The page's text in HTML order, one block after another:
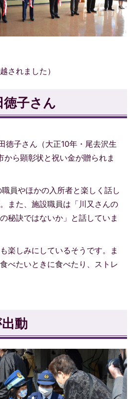
されました）
子さん
徳子さん（大正10年・尾去沢生
ら顕彰状と祝い金が贈られま
員やほかの入所者と楽しく話し
また、施設職員は「川又さんの
秘訣ではないか」と話していま
楽しみにしているそうです。ま
べたいときに食べたり、ストレ
動